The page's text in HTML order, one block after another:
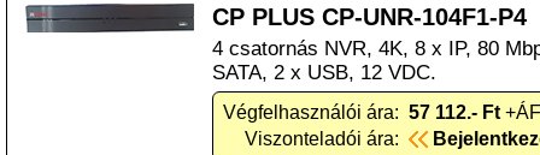
CP PLUS CP-UNR-104F1-P4
4 csatornás NVR, 4K, 8 x IP, 80
SATA, 2 x USB, 12 VDC.
Végfelhasználói ára: 57 112.- Ft
Viszonteladói ára: